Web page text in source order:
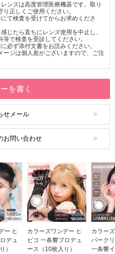
ンズは高度管理医療機器です。取り
り正しくご使用ください。
て検査を受けてからお求めくださ
じたら直ちにレンズ使用を中止し、
等で検査を受診してください。
必ず添付文書をお読みください。
ージは個人差がございますので、ご注
を書く
せメール
お問い合わせ
ー ヒ
デュ
）
カラーズワンデー ヒ
ビコ 一条響プロデュ
ース（10枚入り）
カラー
パーク
一条響